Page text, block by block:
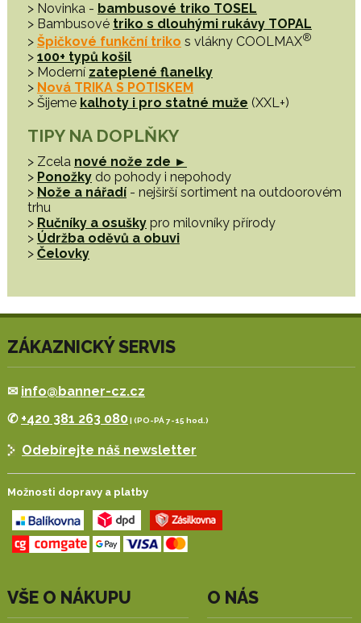
> Novinka - bambusové triko TOSEL
> Bambusové triko s dlouhými rukávy TOPAL
> Špičkové funkční triko s vlákny COOLMAX®
> 100+ typů košil
> Moderní zateplené flanelky
> Nová TRIKA S POTISKEM
> Šijeme kalhoty i pro statné muže (XXL+)
TIPY NA DOPLŇKY
> Zcela nové nože zde ►
> Ponožkydo pohody i nepohody
> Nože a nářadí- nejširší sortiment na outdoorovém
trhu
> Ručníky a osušky pro milovníky přírody
> Údržba oděvů a obuvi
> Čelovky
ZÁKAZNICKÝ SERVIS
✉ info@banner-cz.cz
✆ +420 381 263 080 | (PO-PÁ 7-15 hod.)
Odebírejte náš newsletter
Možnosti dopravy a platby
VŠE O NÁKUPU O NÁS